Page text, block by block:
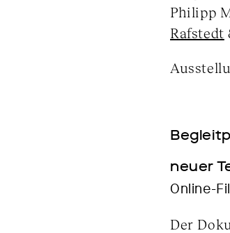
Philipp
Rafstedt
neuer
Online-
Der